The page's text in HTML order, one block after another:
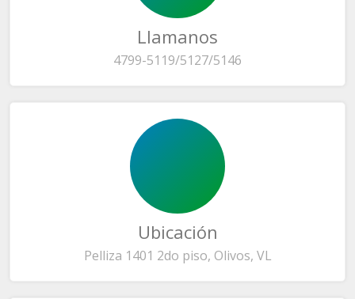
Llamanos
4799-5119/5127/5146
Ubicación
Pelliza 1401 2do piso, Olivos, VL